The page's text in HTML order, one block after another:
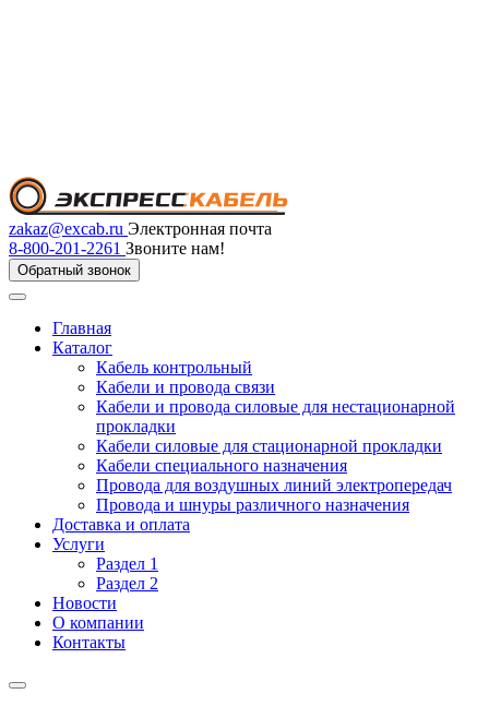
zakaz@excab.ru Электронная почта
8-800-201-2261 Звоните нам!
Обратный звонок
Главная
Каталог
Кабель контрольный
Кабели и провода связи
Кабели и провода силовые для нестационарной
прокладки
Кабели силовые для стационарной прокладки
Кабели специального назначения
Провода для воздушных линий электропередач
Провода и шнуры различного назначения
Доставка и оплата
Услуги
Раздел 1
Раздел 2
Новости
О компании
Контакты